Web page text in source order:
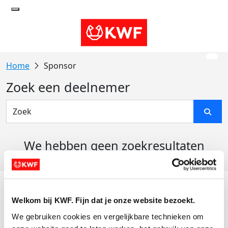
Welkom bij KWF. Fijn dat je onze website bezoekt.
We gebruiken cookies en vergelijkbare technieken om
Sponsor
Zoek een deelnemer
We hebben geen zoekresultaten
Actiematerialen
Evenementen